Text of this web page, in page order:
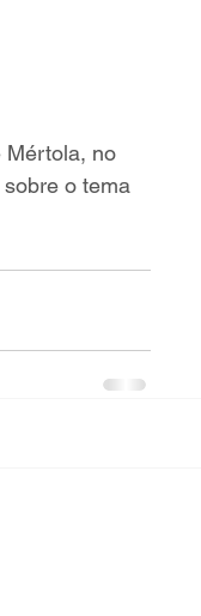
Mértola, no
o tema